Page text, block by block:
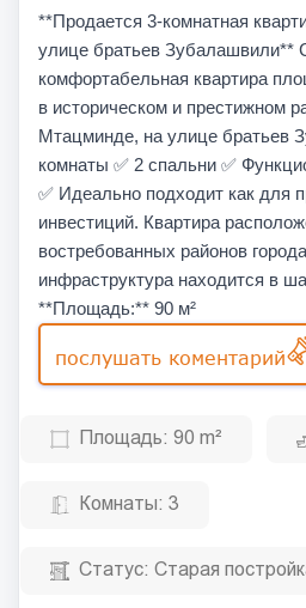
**Продается 3-комнатная
улице братьев Зубалашвили**
комфортабельная квартира
в историческом и престижном
Мтацминде, на улице братьев
комнаты ✅ 2 спальни ✅
✅ Идеально подходит как для
инвестиций. Квартира
востребованных районов
инфраструктура находится в
**Площадь:** 90 м²
послушать коментарий
Площадь: 90 m²
Комнаты: 3
Статус: Старая